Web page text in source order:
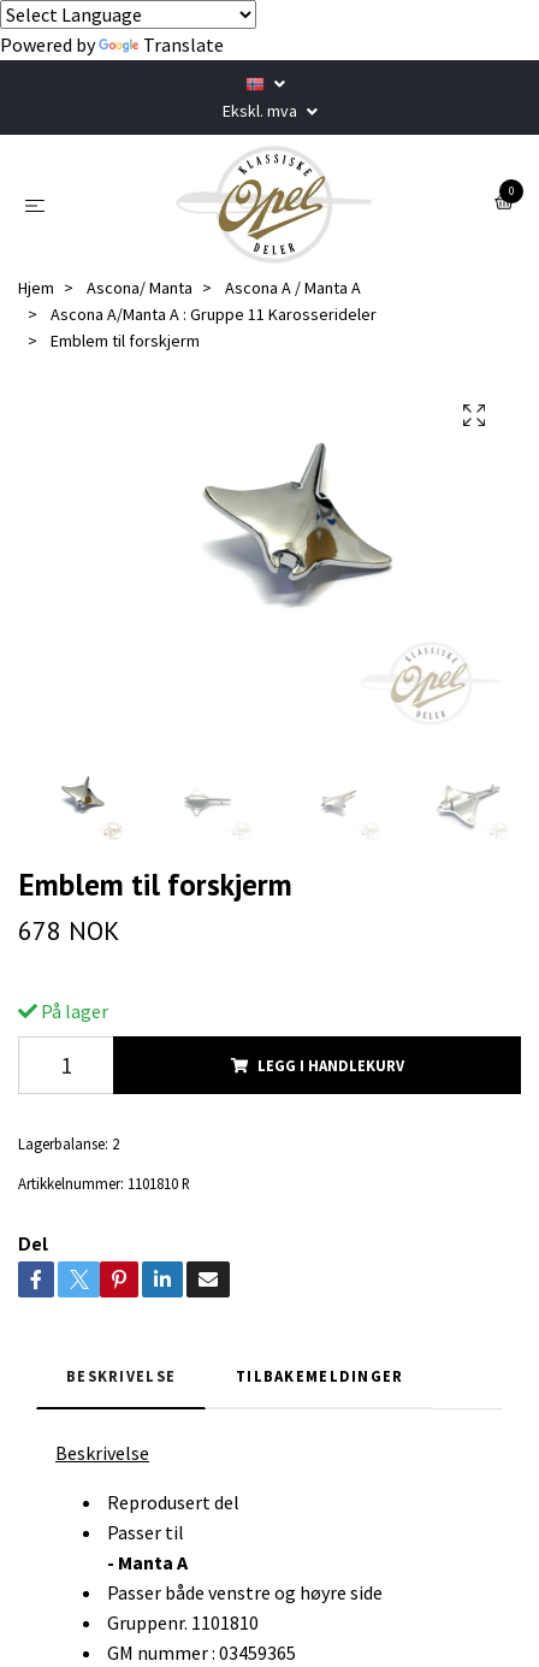
Powered by Translate
Ekskl. mva
0
Hjem Ascona/ Manta
Ascona A / Manta A
Ascona A/Manta A : Gruppe 11 Karosserideler
Emblem til forskjerm
Emblem til forskjerm
678 NOK
På lager
LEGG I HANDLEKURV
Lagerbalanse: 2
Artikkelnummer: 1101810 R
Del
BESKRIVELSE TILBAKEMELDINGER
Beskrivelse
Reprodusert del
Passer til
- Manta A
Passer både venstre og høyre side
Gruppenr. 1101810
GM nummer : 03459365